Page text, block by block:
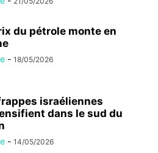
du pétrole monte en
- 18/05/2026
israéliennes
dans le sud du
- 14/05/2026